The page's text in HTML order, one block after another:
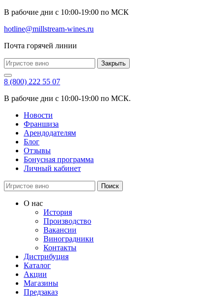
В рабочие дни с 10:00-19:00 по МСК
hotline@millstream-wines.ru
Почта горячей линии
Закрыть
8 (800) 222 55 07
В рабочие дни с 10:00-19:00 по МСК.
Новости
Франшиза
Арендодателям
Блог
Отзывы
Бонусная программа
Личный кабинет
Поиск
О нас
История
Производство
Вакансии
Виноградники
Контакты
Дистрибуция
Каталог
Акции
Магазины
Предзаказ